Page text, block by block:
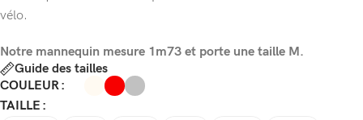
vélo.
Notre mannequin mesure 1m73 et porte une taille M.
Guide des tailles
COULEUR
TAILLE